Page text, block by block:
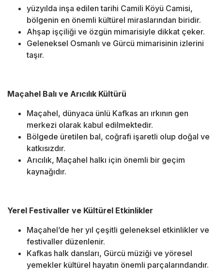
yüzyılda inşa edilen tarihi Camili Köyü Camisi,
bölgenin en önemli kültürel miraslarından biridir.
Ahşap işçiliği ve özgün mimarisiyle dikkat çeker.
Geleneksel Osmanlı ve Gürcü mimarisinin izlerini
taşır.
Maçahel Balı ve Arıcılık Kültürü
Maçahel, dünyaca ünlü Kafkas arı ırkının gen
merkezi olarak kabul edilmektedir.
Bölgede üretilen bal, coğrafi işaretli olup doğal ve
katkısızdır.
Arıcılık, Maçahel halkı için önemli bir geçim
kaynağıdır.
Yerel Festivaller ve Kültürel Etkinlikler
Maçahel’de her yıl çeşitli geleneksel etkinlikler ve
festivaller düzenlenir.
Kafkas halk dansları, Gürcü müziği ve yöresel
yemekler kültürel hayatın önemli parçalarındandır.